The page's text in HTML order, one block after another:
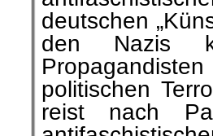
deutschen
den Nazis
politischen
reist nach